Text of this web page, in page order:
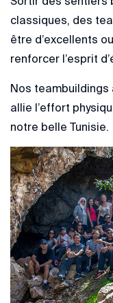
classiques, des
être d’excellents
renforcer l’esprit
Nos teambuildings
allie l’effort
notre belle Tunisie.